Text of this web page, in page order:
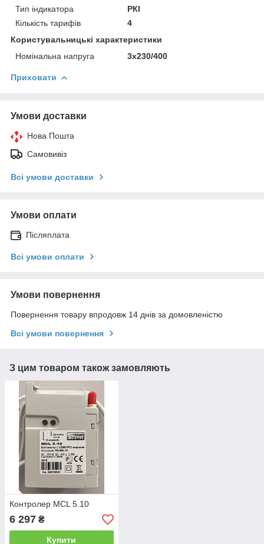
Тип індикатора
РКІ
Кількість тарифів
4
Користувальницькі характеристики
Номінальна напруга
3х230/400
Приховати
Умови доставки
Нова Пошта
Самовивіз
Всі умови доставки
Умови оплати
Післяплата
Всі умови оплати
Умови повернення
Повернення товару впродовж 14 днів за домовленістю
Всі умови повернення
З цим товаром також замовляють
Контролер MCL 5.10
6 297 ₴
Купити